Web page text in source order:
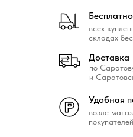
возле
Удобная
всех
складах
по
и
Доставка